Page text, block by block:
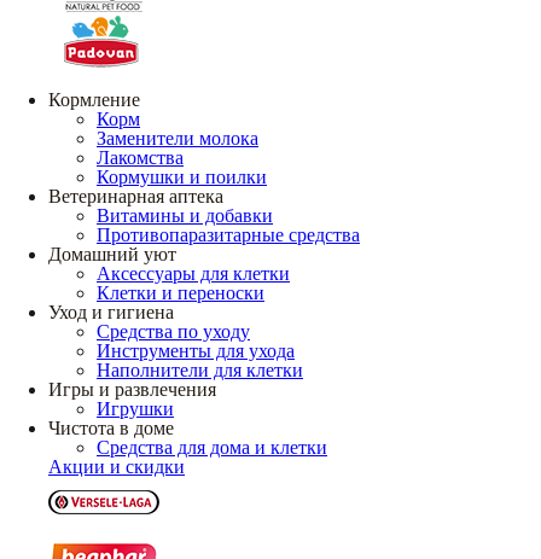
Кормление
Корм
Заменители молока
Лакомства
Кормушки и поилки
Ветеринарная аптека
Витамины и добавки
Противопаразитарные средства
Домашний уют
Аксессуары для клетки
Клетки и переноски
Уход и гигиена
Средства по уходу
Инструменты для ухода
Наполнители для клетки
Игры и развлечения
Игрушки
Чистота в доме
Средства для дома и клетки
Акции и скидки